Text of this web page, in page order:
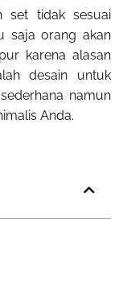
set tidak sesuai
saja orang akan
karena alasan
desain untuk
namun
Anda.